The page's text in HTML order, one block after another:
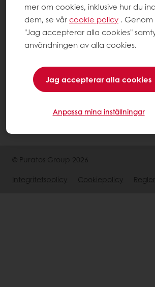
mer om cookies, inklusive hur du
dem, se vårcookie policy .
"Jag accepterar alla cookies"
användningen av alla cookies.
Jag accepterar alla cookies
Anpassa mina inställningar
Välj ett land
Corporate website
+46 (0)40 86400
© Puratos Group 2026
Integritetspolicy
Cookiepolicy